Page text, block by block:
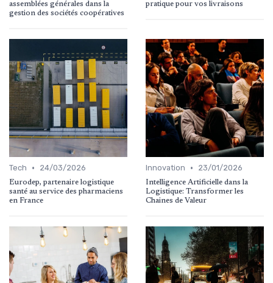
assemblées générales dans la
gestion des sociétés coopératives
pratique pour vos livraisons
Tech • 24/03/2026
Eurodep, partenaire logistique
santé au service des pharmaciens
en France
Innovation • 23/01/2026
Intelligence Artificielle dans la
Logistique: Transformer les
Chaines de Valeur